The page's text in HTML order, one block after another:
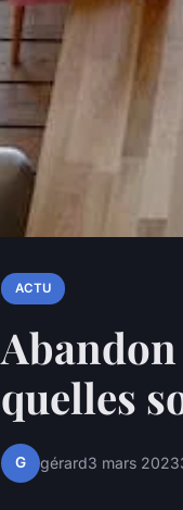
ACTU
quelles
G gérard3 mars 2023